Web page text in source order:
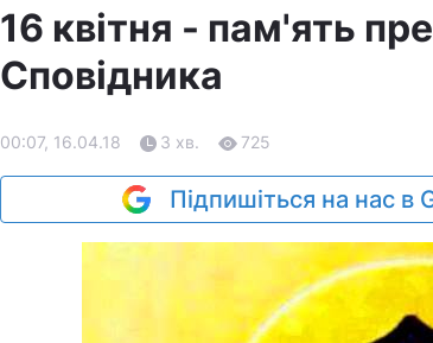
16 квітня - пам'ять
Сповідника
00:07, 16.04.18 3 хв. 725
Підпишіться на нас в